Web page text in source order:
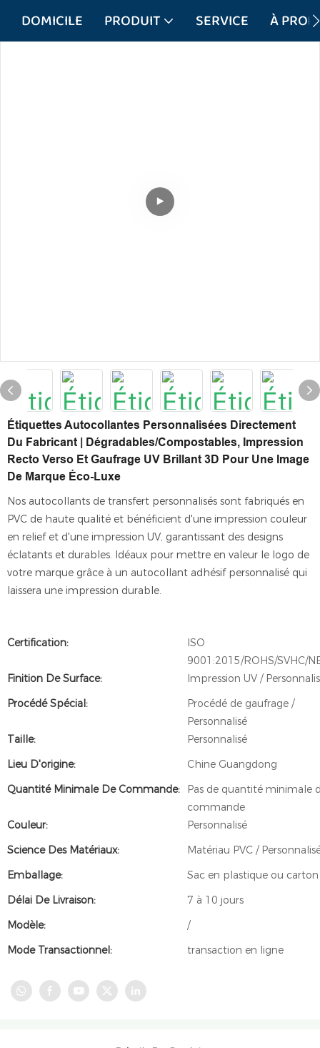
DOMICILE PRODUIT SERVICE À
Étiquettes Autocollantes Personnalisées Directement
Du Fabricant | Dégradables/Compostables, Impression
Recto Verso Et Gaufrage UV Brillant 3D Pour Une Image
De Marque Éco-Luxe
Nos autocollants de transfert personnalisés sont fabriqués en
PVC de haute qualité et bénéficient d'une impression couleur
en relief et d'une impression UV, garantissant des designs
éclatants et durables. Idéaux pour mettre en valeur le logo de
votre marque grâce à un autocollant adhésif personnalisé qui
laissera une impression durable.
Certification:
ISO
9001:2015/ROHS/SVHC/
Finition De Surface:
Impression UV /
Procédé Spécial:
Procédé de gaufrage /
Personnalisé
Taille:
Personnalisé
Lieu D'origine:
Chine Guangdong
Quantité Minimale De Commande:
Pas de quantité minimale
commande
Couleur:
Personnalisé
Science Des Matériaux:
Matériau PVC /
Emballage:
Sac en plastique ou carton
Délai De Livraison:
7 à 10 jours
Modèle:
/
Mode Transactionnel:
transaction en ligne